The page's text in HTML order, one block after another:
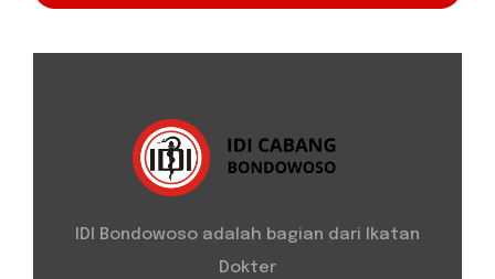
IDI Bondowoso adalah bagian dari Ikatan
Dokter